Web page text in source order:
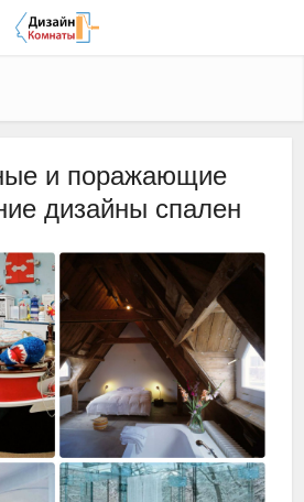
и поражающие
дизайны спален